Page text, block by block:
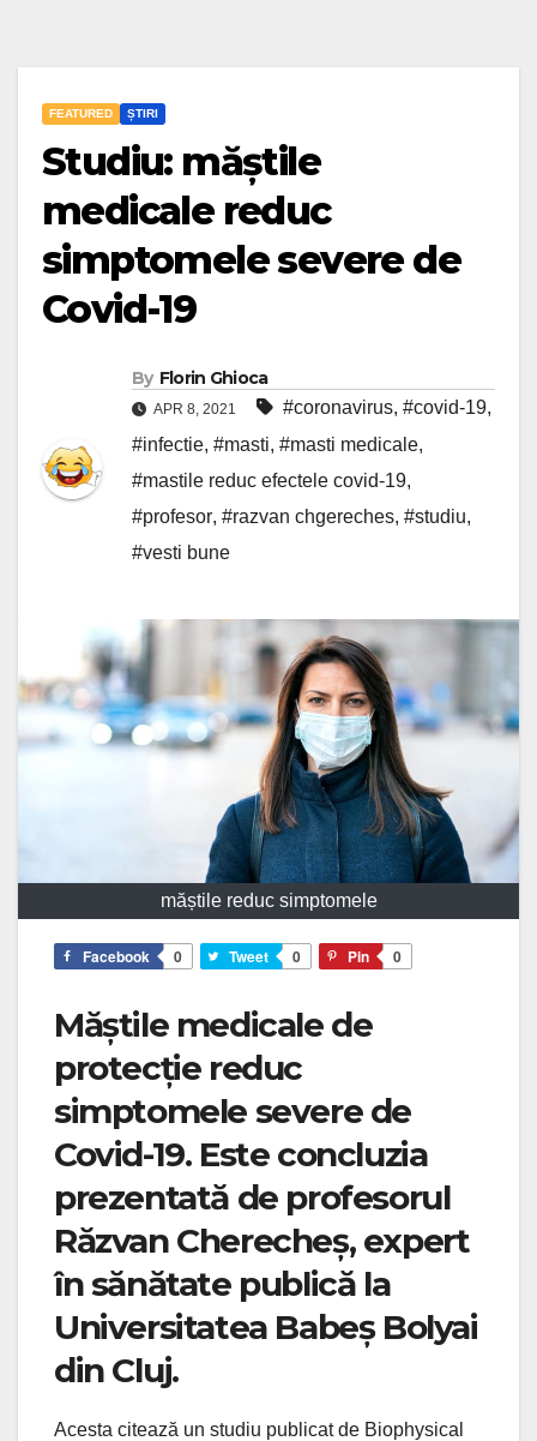
FEATURED ȘTIRI
Studiu: măștile
medicale reduc
simptomele severe de
Covid-19
By Florin Ghioca
APR 8, 2021 #coronavirus, #covid-19,
#infectie, #masti, #masti medicale,
#mastile reduc efectele covid-19,
#profesor, #razvan chgereches, #studiu,
#vesti bune
măștile reduc simptomele
Facebook 0 Tweet 0 Pin 0
Măștile medicale de
protecție reduc
simptomele severe de
Covid-19. Este concluzia
prezentată de profesorul
Răzvan Cherecheș, expert
în sănătate publică la
Universitatea Babeș Bolyai
din Cluj.
Acesta citează un studiu publicat de Biophysical